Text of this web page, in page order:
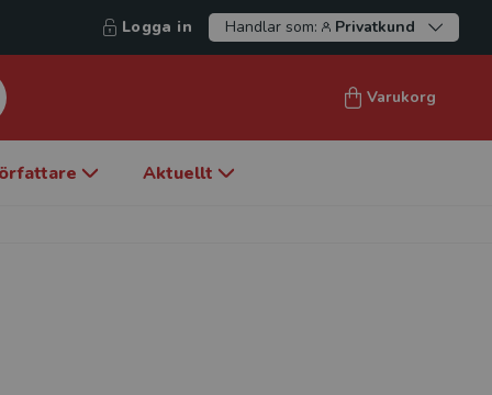
Logga in Handlar som: Privatkund
Varukorg
Aktuellt